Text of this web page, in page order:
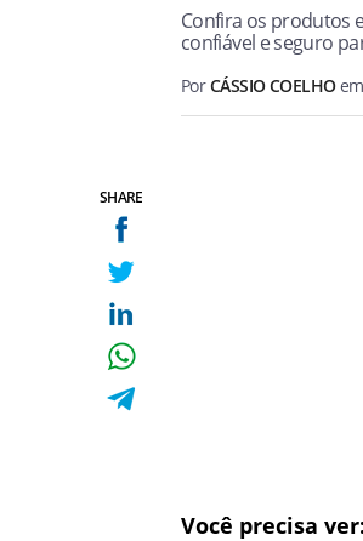
SHARE
Confira os produtos
confiável e seguro
PorCÁSSIO COELHO
Você precisa ver: